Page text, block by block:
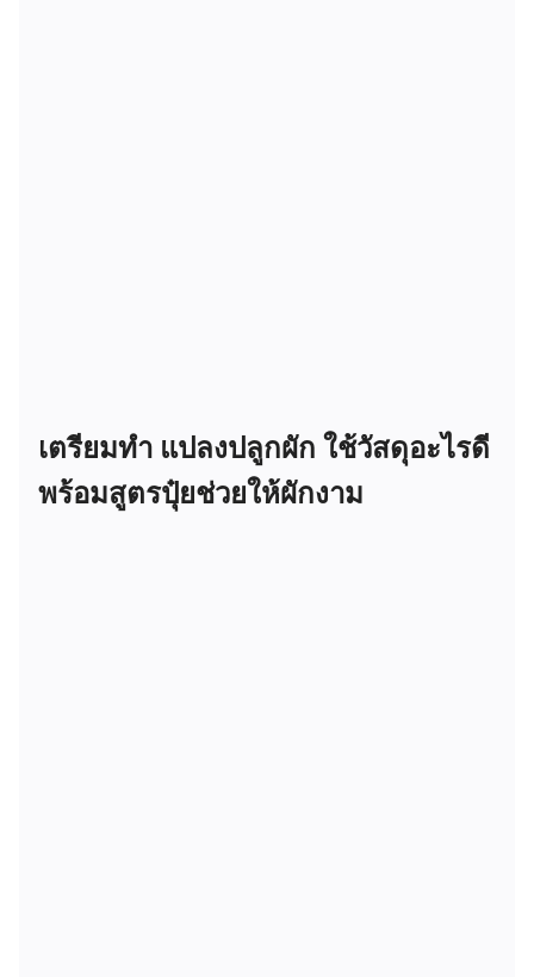
เตรียมทำ แปลงปลูกผัก ใช้วัสดุอะไรดี
พร้อมสูตรปุ๋ยช่วยให้ผักงาม